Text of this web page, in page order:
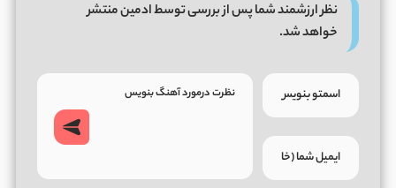
نظر ارزشمند شما پس از بررسی توسط ادمین منتشر
خواهد شد.